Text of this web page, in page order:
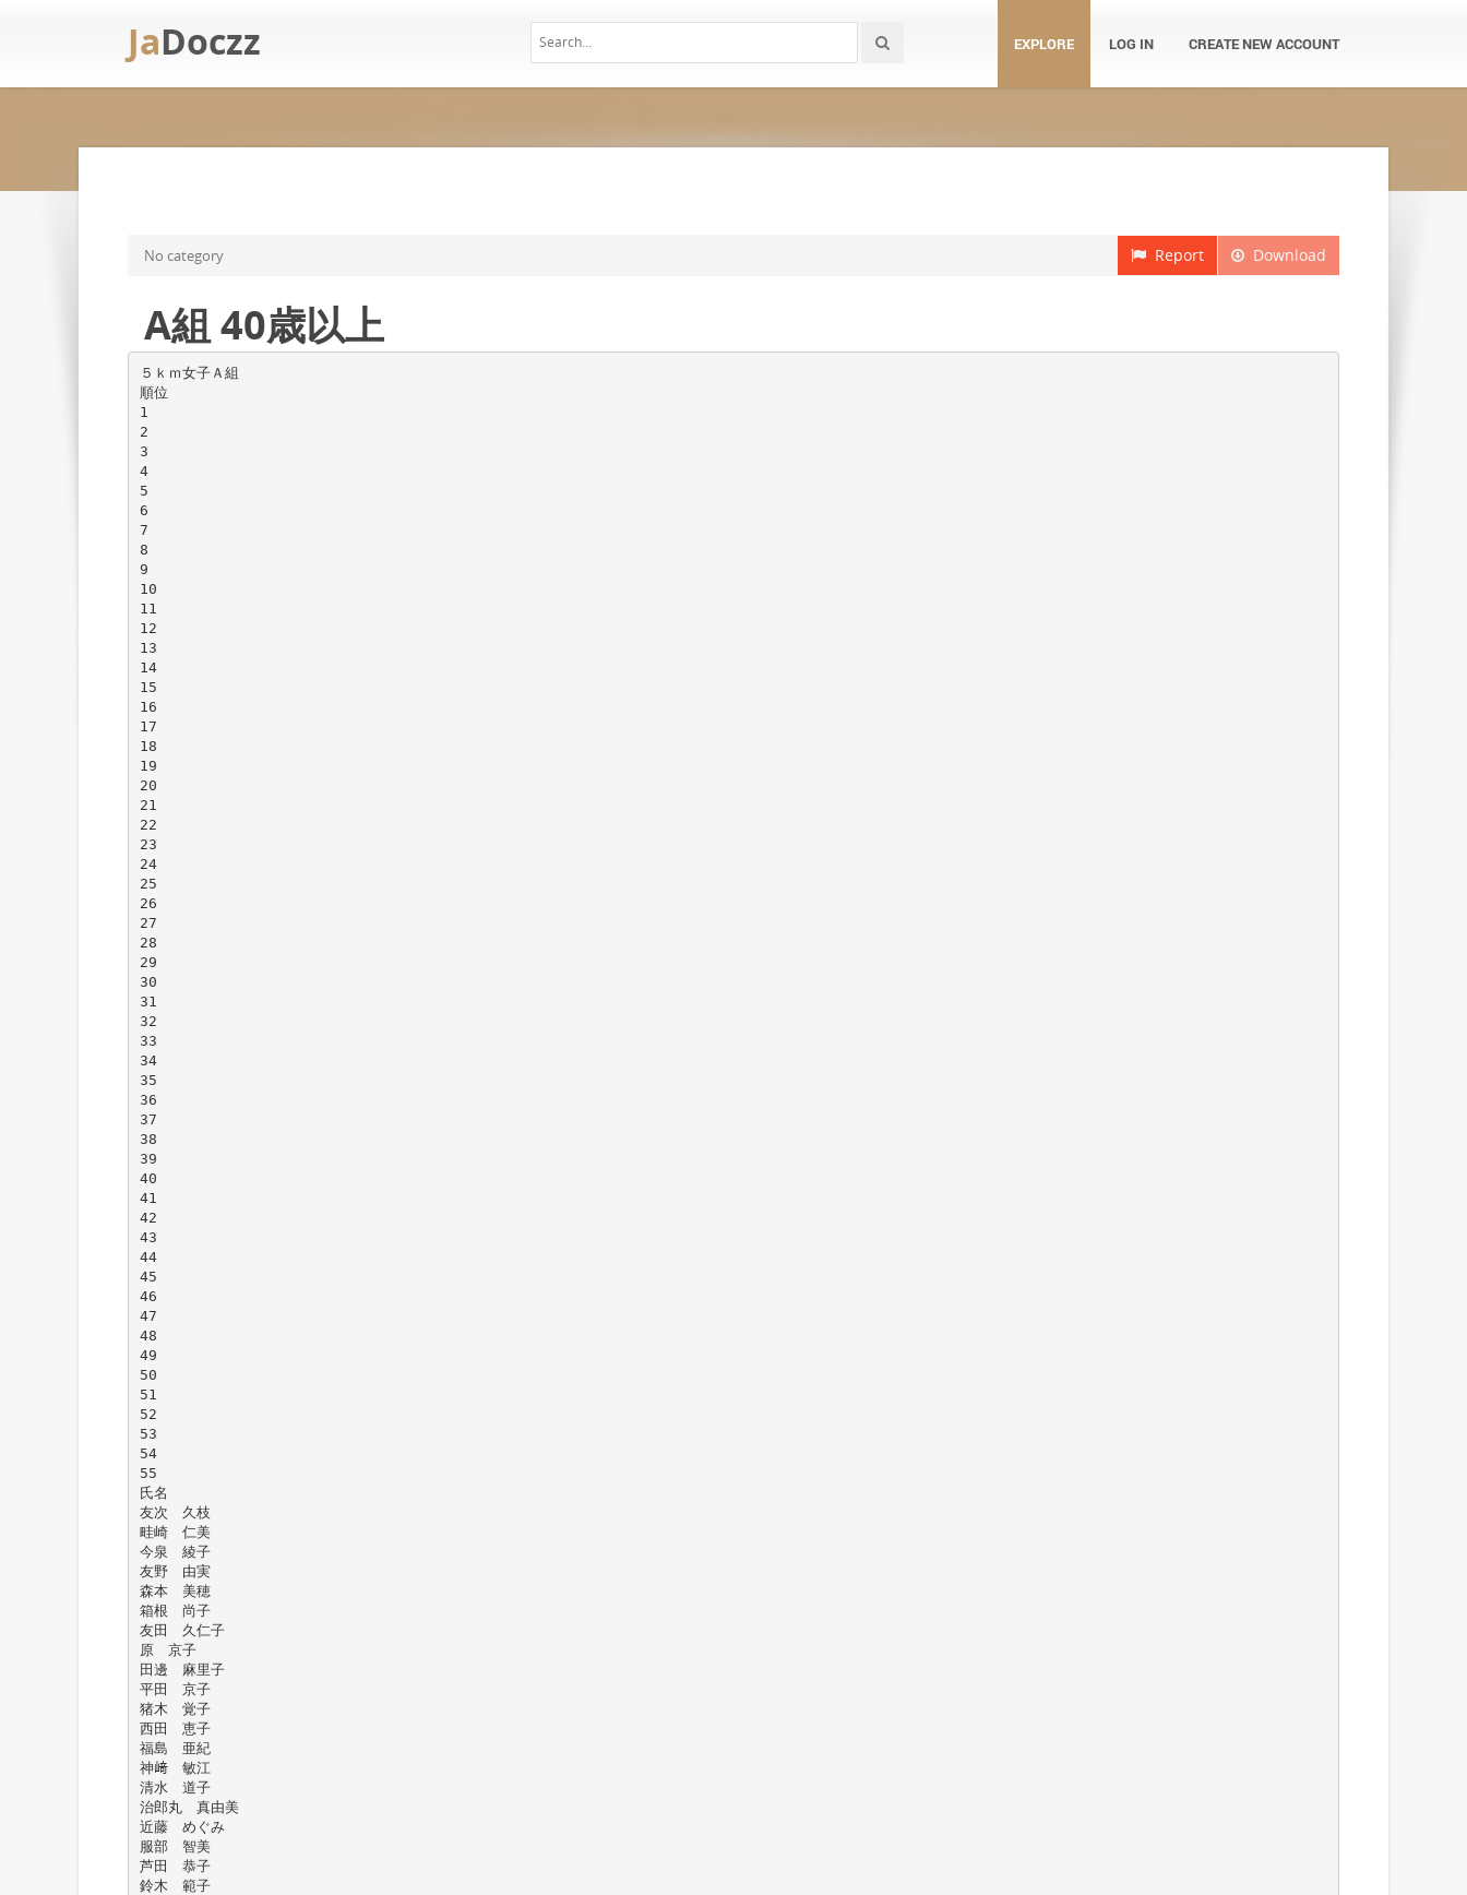
JaDoczz EXPLORE LOG IN CREATE NEW ACCOUNT
Download
Report
No category
A組 40歳以上
５ｋｍ女子Ａ組
順位
1
2
3
4
5
6
7
8
9
10
11
12
13
14
15
16
17
18
19
20
21
22
23
24
25
26
27
28
29
30
31
32
33
34
35
36
37
38
39
40
41
42
43
44
45
46
47
48
49
50
51
52
53
54
55
氏名
友次 久枝
畦崎 仁美
今泉 綾子
友野 由実
森本 美穂
箱根 尚子
友田 久仁子
原 京子
田邊 麻里子
平田 京子
猪木 覚子
西田 恵子
福島 亜紀
神﨑 敏江
清水 道子
治郎丸 真由美
近藤 めぐみ
服部 智美
芦田 恭子
鈴木 範子